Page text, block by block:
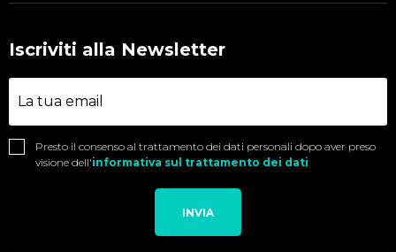
Iscriviti alla Newsletter
Presto il consenso al trattamento dei dati personali dopo aver preso
visione dell'informativa sul trattamento dei dati
INVIA